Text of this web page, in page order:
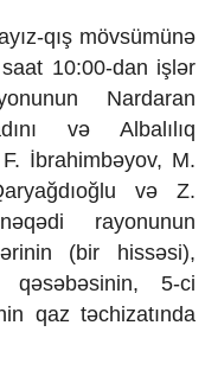
qış mövsümünə
10:00-dan işlər
Nardaran
və Albalılıq
İbrahimbəyov, M.
və Z.
rayonunun
(bir hissəsi),
qəsəbəsinin, 5-ci
qaz təchizatında